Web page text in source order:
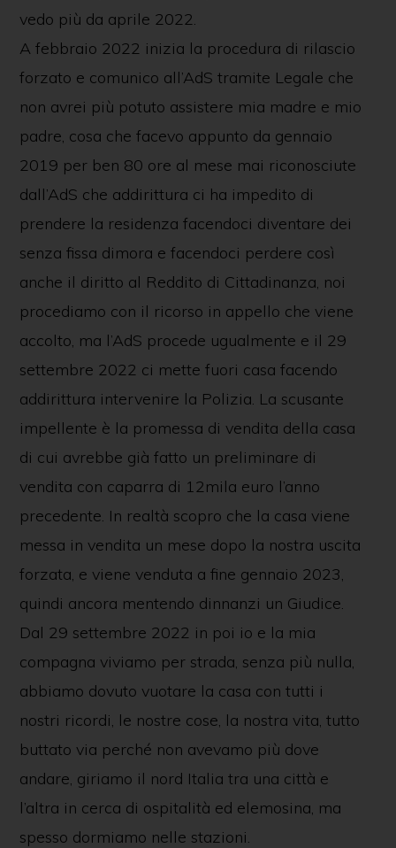
vedo più da aprile 2022.
A febbraio 2022 inizia la procedura di rilascio
forzato e comunico all’AdS tramite Legale che
non avrei più potuto assistere mia madre e mio
padre, cosa che facevo appunto da gennaio
2019 per ben 80 ore al mese mai riconosciute
dall’AdS che addirittura ci ha impedito di
prendere la residenza facendoci diventare dei
senza fissa dimora e facendoci perdere così
anche il diritto al Reddito di Cittadinanza, noi
procediamo con il ricorso in appello che viene
accolto, ma l’AdS procede ugualmente e il 29
settembre 2022 ci mette fuori casa facendo
addirittura intervenire la Polizia. La scusante
impellente è la promessa di vendita della casa
di cui avrebbe già fatto un preliminare di
vendita con caparra di 12mila euro l’anno
precedente. In realtà scopro che la casa viene
messa in vendita un mese dopo la nostra uscita
forzata, e viene venduta a fine gennaio 2023,
quindi ancora mentendo dinnanzi un Giudice.
Dal 29 settembre 2022 in poi io e la mia
compagna viviamo per strada, senza più nulla,
abbiamo dovuto vuotare la casa con tutti i
nostri ricordi, le nostre cose, la nostra vita, tutto
buttato via perché non avevamo più dove
andare, giriamo il nord Italia tra una città e
l’altra in cerca di ospitalità ed elemosina, ma
spesso dormiamo nelle stazioni.